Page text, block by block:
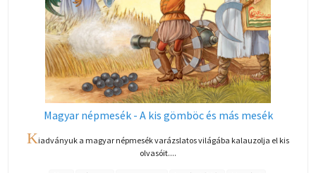
Magyar népmesék - A kis gömböc és más mesék
Kiadványuk a magyar népmesék varázslatos világába kalauzolja el kis
olvasóit....